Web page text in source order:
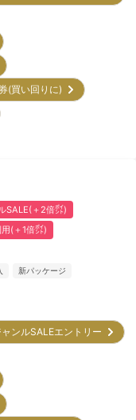
(買い回りに)
SALE(＋2倍㌽)
(＋1倍㌽)
新パッケージ
ャンルSALEエントリー